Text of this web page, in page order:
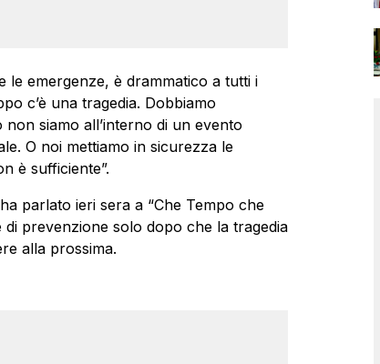
emergenze, è drammatico a tutti i
c’è una tragedia. Dobbiamo
siamo all’interno di un evento
O noi mettiamo in sicurezza le
è sufficiente”.
parlato ieri sera a “Che Tempo che
di prevenzione solo dopo che la tragedia
alla prossima.